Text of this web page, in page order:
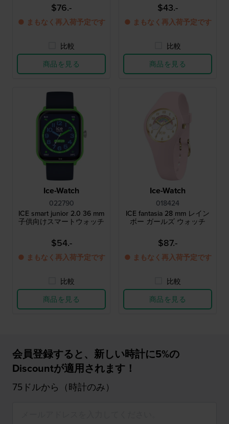
$76.-
● まもなく再入荷予定です
比較
商品を見る
$43.-
● まもなく再入荷予定です
比較
商品を見る
Ice-Watch
022790
ICE smart junior 2.0 36 mm
子供向けスマートウォッチ
$54.-
● まもなく再入荷予定です
比較
商品を見る
Ice-Watch
018424
ICE fantasia 28 mm レイン
ボー ガールズ ウォッチ
$87.-
● まもなく再入荷予定です
比較
商品を見る
会員登録すると、新しい時計に5%の
Discountが適用されます！
75ドルから（時計のみ）